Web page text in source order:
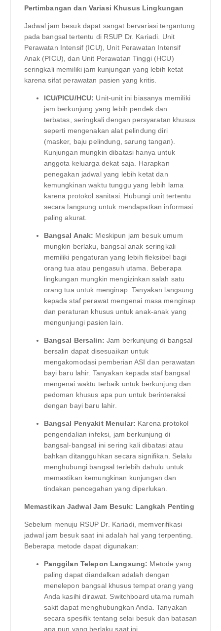
Pertimbangan dan Variasi Khusus Lingkungan
Jadwal jam besuk dapat sangat bervariasi tergantung
pada bangsal tertentu di RSUP Dr. Kariadi. Unit
Perawatan Intensif (ICU), Unit Perawatan Intensif
Anak (PICU), dan Unit Perawatan Tinggi (HCU)
seringkali memiliki jam kunjungan yang lebih ketat
karena sifat perawatan pasien yang kritis.
ICU/PICU/HCU: Unit-unit ini biasanya memiliki
jam berkunjung yang lebih pendek dan
terbatas, seringkali dengan persyaratan khusus
seperti mengenakan alat pelindung diri
(masker, baju pelindung, sarung tangan).
Kunjungan mungkin dibatasi hanya untuk
anggota keluarga dekat saja. Harapkan
penegakan jadwal yang lebih ketat dan
kemungkinan waktu tunggu yang lebih lama
karena protokol sanitasi. Hubungi unit tertentu
secara langsung untuk mendapatkan informasi
paling akurat.
Bangsal Anak: Meskipun jam besuk umum
mungkin berlaku, bangsal anak seringkali
memiliki pengaturan yang lebih fleksibel bagi
orang tua atau pengasuh utama. Beberapa
lingkungan mungkin mengizinkan salah satu
orang tua untuk menginap. Tanyakan langsung
kepada staf perawat mengenai masa menginap
dan peraturan khusus untuk anak-anak yang
mengunjungi pasien lain.
Bangsal Bersalin: Jam berkunjung di bangsal
bersalin dapat disesuaikan untuk
mengakomodasi pemberian ASI dan perawatan
bayi baru lahir. Tanyakan kepada staf bangsal
mengenai waktu terbaik untuk berkunjung dan
pedoman khusus apa pun untuk berinteraksi
dengan bayi baru lahir.
Bangsal Penyakit Menular: Karena protokol
pengendalian infeksi, jam berkunjung di
bangsal-bangsal ini sering kali dibatasi atau
bahkan ditangguhkan secara signifikan. Selalu
menghubungi bangsal terlebih dahulu untuk
memastikan kemungkinan kunjungan dan
tindakan pencegahan yang diperlukan.
Memastikan Jadwal Jam Besuk: Langkah Penting
Sebelum menuju RSUP Dr. Kariadi, memverifikasi
jadwal jam besuk saat ini adalah hal yang terpenting.
Beberapa metode dapat digunakan:
Panggilan Telepon Langsung: Metode yang
paling dapat diandalkan adalah dengan
menelepon bangsal khusus tempat orang yang
Anda kasihi dirawat. Switchboard utama rumah
sakit dapat menghubungkan Anda. Tanyakan
secara spesifik tentang selai besuk dan batasan
apa pun yang berlaku saat ini.